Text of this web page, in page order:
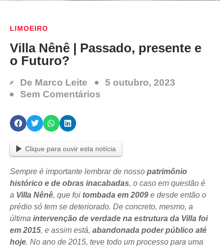
LIMOEIRO
Villa Nênê | Passado, presente e
o Futuro?
De Marco Leite
5 outubro, 2023
Sem Comentários
Clique para ouvir esta notícia
Sempre é importante lembrar de nosso patrimônio
histórico e de obras inacabadas, o caso em questão é
a Villa Nênê, que foi tombada em 2009 e desde então o
prédio só tem se deteriorado. De concreto, mesmo, a
última intervenção de verdade na estrutura da Villa foi
em 2015, e assim está, abandonada poder público até
hoje. No ano de 2015, teve todo um processo para uma